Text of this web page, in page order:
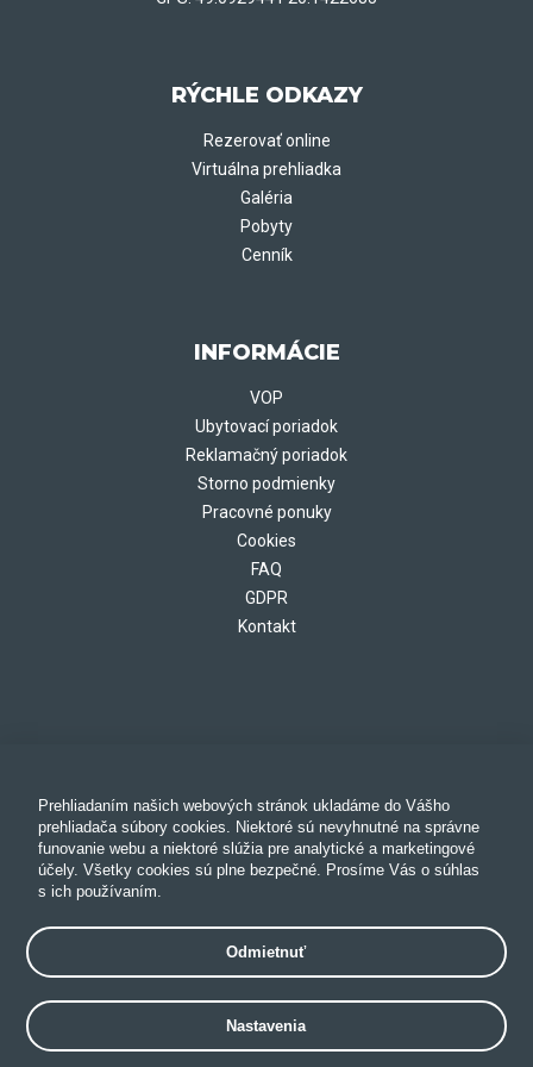
RÝCHLE ODKAZY
Rezerovať online
Virtuálna prehliadka
Galéria
Pobyty
Cenník
INFORMÁCIE
VOP
Ubytovací poriadok
Reklamačný poriadok
Storno podmienky
Pracovné ponuky
Cookies
FAQ
GDPR
Kontakt
Prehliadaním našich webových stránok ukladáme do Vášho
prehliadača súbory cookies. Niektoré sú nevyhnutné na správne
funovanie webu a niektoré slúžia pre analytické a marketingové
účely. Všetky cookies sú plne bezpečné. Prosíme Vás o súhlas
s ich používaním.
Odmietnuť
Nastavenia